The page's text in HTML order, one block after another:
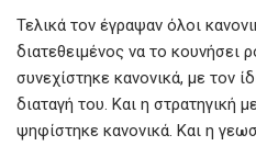
Τελικά τον έγραψαν όλοι
διατεθειμένος να το κουνήσει
συνεχίστηκε κανονικά, με τον
διαταγή του. Και η στρατηγική
ψηφίστηκε κανονικά. Και η